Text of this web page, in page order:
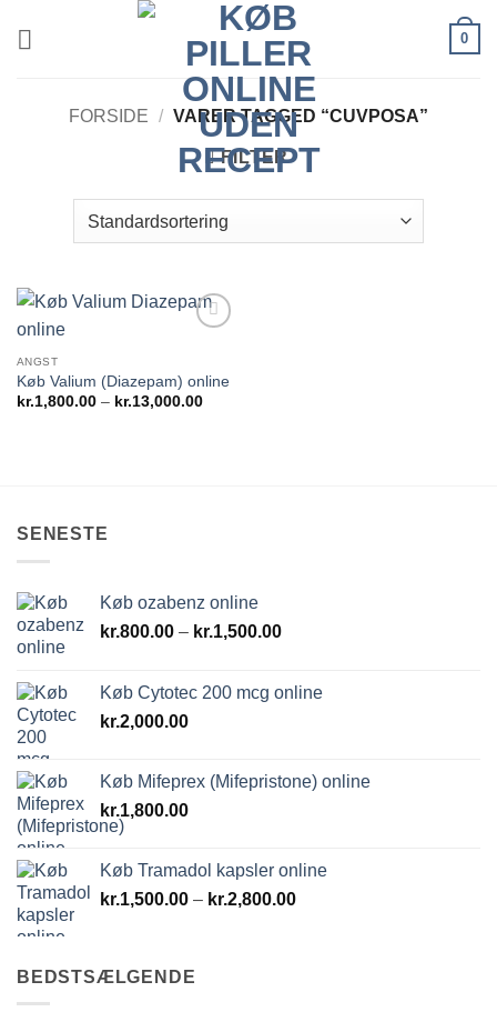
0
FORSIDE / VARER TAGGED “CUVPOSA”
FILTER
ANGST
Køb Valium (Diazepam) online
kr.1,800.00 – kr.13,000.00Prisinterval:
SENESTE
Køb ozabenz online
kr.800.00 – kr.1,500.00Prisinterval:
kr.1,500.00
Køb Cytotec 200 mcg online
kr.2,000.00
Køb Mifeprex (Mifepristone) online
kr.1,800.00
Køb Tramadol kapsler online
kr.1,500.00 – kr.2,800.00Prisinterval:
BEDSTSÆLGENDE